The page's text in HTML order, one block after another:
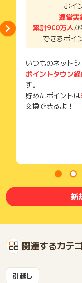
ポイ
運営実
累計900万人
できるポイ
いつものネット
ポイントタウン
す。
貯めたポイントは
交換できるよ！
新
関連するカテ
引越し